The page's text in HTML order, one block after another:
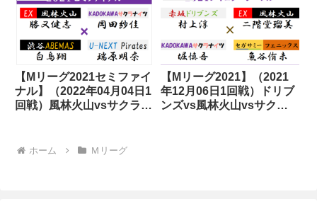
【Mリーグ2021セミファイ
ナル】（2022年04月04日1
回戦）風林火山vsサクラナ
【Mリーグ2021】（2021
年12月06日1回戦）ドリブ
ンズvs風林火山vsサクラ
ホーム Ｍリーグ